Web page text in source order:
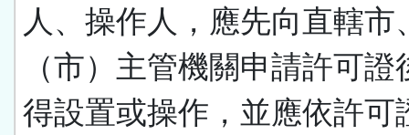
人、操作人，應先向直轄市
（市）主管機關申請許可證
得設置或操作，並應依許可